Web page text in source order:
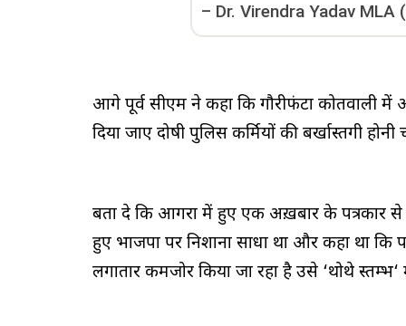
– Dr. Virendra Yadav MLA
आगे पूर्व सीएम ने कहा कि गौरीफंटा कोतवाली में
दिया जाए दोषी पुलिस कर्मियों की बर्खास्तगी होनी
बता दे कि आगरा में हुए एक अख़बार के पत्रकार से
हुए भाजपा पर निशाना साधा था और कहा था कि
लगातार कमजोर किया जा रहा है उसे ‘थोथे